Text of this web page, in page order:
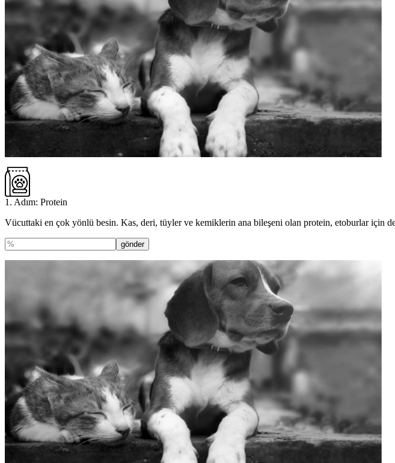
1. Adım: Protein
Vücuttaki en çok yönlü besin. Kas, deri, tüyler ve kemiklerin ana bileşeni olan protein, etoburlar için
gönder